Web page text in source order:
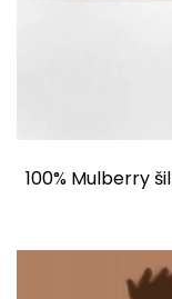
100% Mulberry